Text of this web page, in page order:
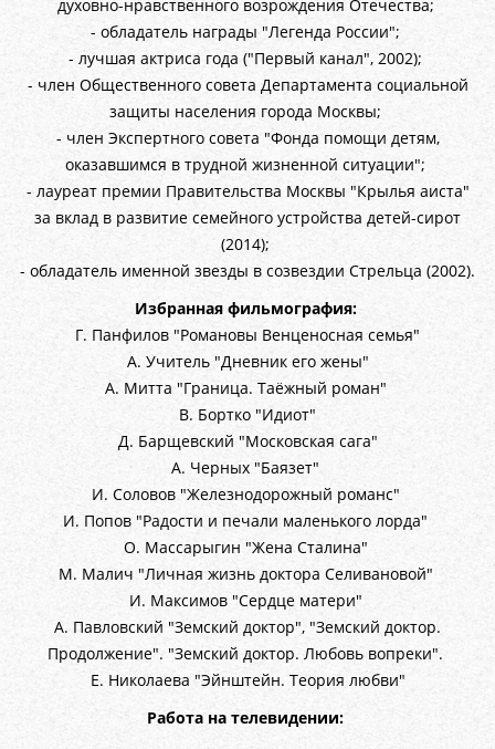
духовно-нравственного возрождения Отечества;
- обладатель награды "Легенда России";
- лучшая актриса года ("Первый канал", 2002);
- член Общественного совета Департамента социальной
защиты населения города Москвы;
- член Экспертного совета "Фонда помощи детям,
оказавшимся в трудной жизненной ситуации";
- лауреат премии Правительства Москвы "Крылья аиста"
за вклад в развитие семейного устройства детей-сирот
(2014);
- обладатель именной звезды в созвездии Стрельца (2002).
Избранная фильмография:
Г. Панфилов "Романовы Венценосная семья"
А. Учитель "Дневник его жены"
А. Митта "Граница. Таёжный роман"
В. Бортко "Идиот"
Д. Барщевский "Московская сага"
А. Черных "Баязет"
И. Соловов "Железнодорожный романс"
И. Попов "Радости и печали маленького лорда"
О. Массарыгин "Жена Сталина"
М. Малич "Личная жизнь доктора Селивановой"
И. Максимов "Сердце матери"
А. Павловский "Земский доктор", "Земский доктор.
Продолжение". "Земский доктор. Любовь вопреки".
Е. Николаева "Эйнштейн. Теория любви"
Работа на телевидении: